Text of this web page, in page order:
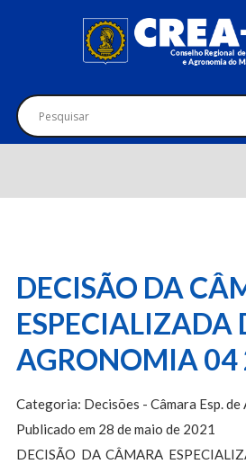
DECISÃO DA
ESPECIALIZADA
AGRONOMIA 04
Categoria: Decisões - Câmara Esp. de
Publicado em 28 de maio de 2021
DECISÃO DA CÂMARA